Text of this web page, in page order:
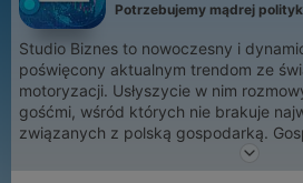
Potrzebujemy mądrej
Studio Biznes to nowoczesny i
poświęcony aktualnym trendom ze
motoryzacji. Usłyszycie w nim
gośćmi, wśród których nie brakuje
związanych z polską gospodarką.
Studio Biznes są: Karolina Hytrek-